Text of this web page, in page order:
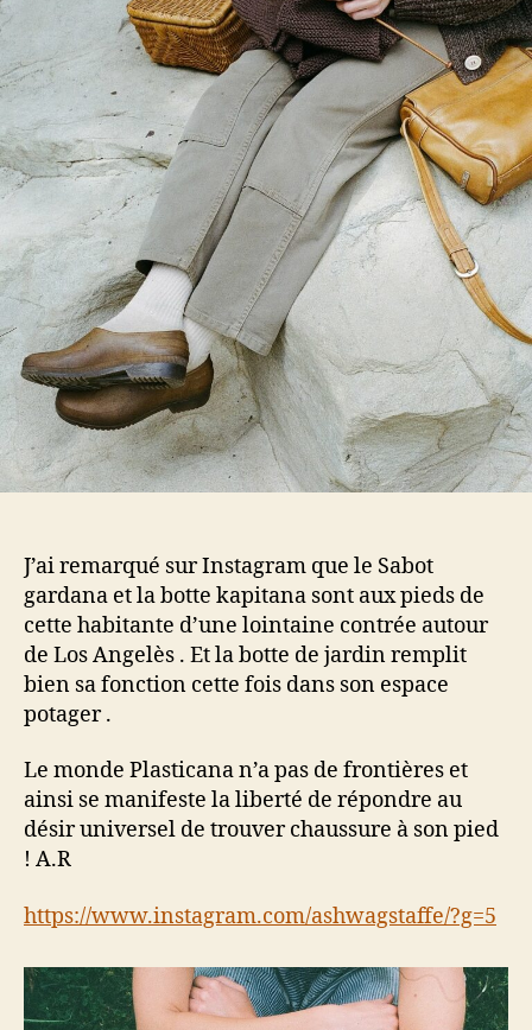
J’ai remarqué sur Instagram que le Sabot
gardana et la botte kapitana sont aux pieds de
cette habitante d’une lointaine contrée autour
de Los Angelès . Et la botte de jardin remplit
bien sa fonction cette fois dans son espace
potager .
Le monde Plasticana n’a pas de frontières et
ainsi se manifeste la liberté de répondre au
désir universel de trouver chaussure à son pied
! A.R
https://www.instagram.com/ashwagstaffe/?g=5